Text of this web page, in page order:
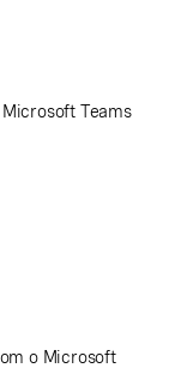
Teams
o Microsoft